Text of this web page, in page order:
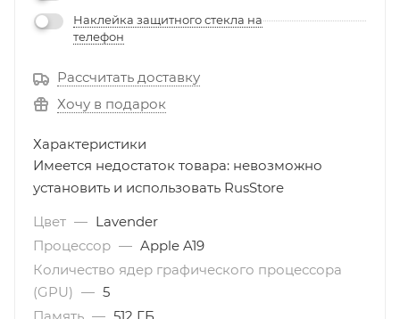
Наклейка защитного стекла на
телефон
Рассчитать доставку
Хочу в подарок
Характеристики
Имеется недостаток товара: невозможно
установить и использовать RusStore
Цвет — Lavender
Процессор — Apple A19
Количество ядер графического процессора
(GPU) — 5